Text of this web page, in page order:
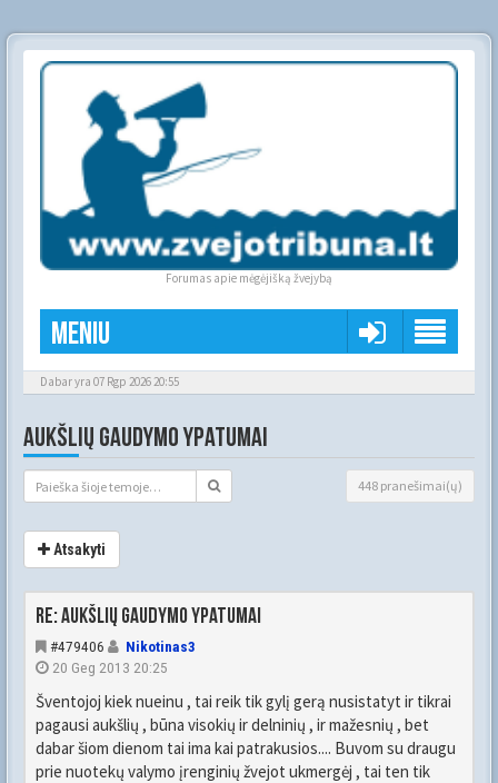
Forumas apie mėgėjišką žvejybą
Meniu
Dabar yra 07 Rgp 2026 20:55
AUKŠLIŲ GAUDYMO YPATUMAI
448 pranešimai(ų)
Atsakyti
Re: Aukšlių gaudymo ypatumai
#479406
Nikotinas3
20 Geg 2013 20:25
Šventojoj kiek nueinu , tai reik tik gylį gerą nusistatyt ir tikrai
pagausi aukšlių , būna visokių ir delninių , ir mažesnių , bet
dabar šiom dienom tai ima kai patrakusios.... Buvom su draugu
prie nuotekų valymo įrenginių žvejot ukmergėj , tai ten tik